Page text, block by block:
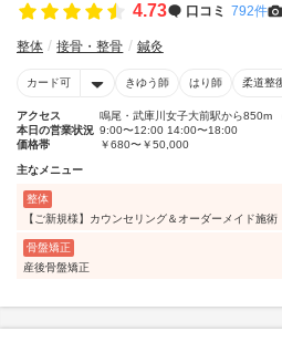
4.73 口コミ 792件
整体 接骨・整骨 鍼灸
カード可 きゆう師 はり師 柔道整
アクセス
鳴尾・武庫川女子大前駅から850m
本日の営業状況 9:00〜12:00 14:00〜18:00
価格帯
￥680〜￥50,000
主なメニュー
整体
【ご新規様】カウンセリング＆オーダーメイド施術
骨盤矯正
産後骨盤矯正